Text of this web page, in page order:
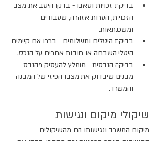
בדיקת זכויות וטאבו - בדקו היטב את מצב
הזכויות, הערות אזהרה, שעבודים
ומשכנתאות.
בדיקת היטלים ותשלומים - בררו אם קיימים
היטלי השבחה או חובות אחרים על הנכס.
בדיקה הנדסית - מומלץ להעסיק מהנדס
מבנים שיבדוק את מצבו הפיזי של המבנה
והמשרד.
שיקולי מיקום ונגישות
מיקום המשרד ונגישותו הם מהשיקולים